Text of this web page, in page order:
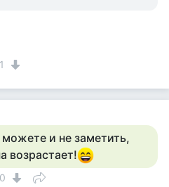
1
и не заметить,
возрастает!
0